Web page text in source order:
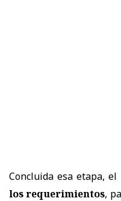
Concluida esa etapa, el
los requerimientos,